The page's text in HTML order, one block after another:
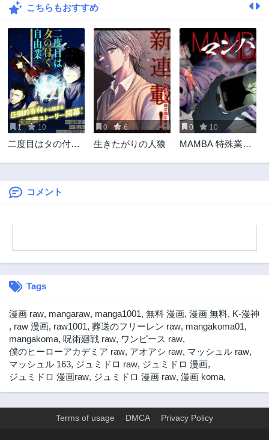
第62話
第60話
6ヶ月前
第59話
7ヶ月前
第58話
7ヶ月前
第57話
8ヶ月前
第56話
8ヶ月前
第55話
9ヶ月前
第54話
9ヶ月前
第53話
9ヶ月前
第52話 第51話
第50話
第44話
第42話
3ヶ月前
第41話
1年前
第40話
1年前
第39話
1年前
第38話 第37話
第35話
こちらもおすすめ
1 10
二度目はタの付く
でリスタート～
0 6
生きたがりの人狼
0 10
MAMBA 特殊業務
コメント
Tags
漫画 raw, mangaraw, manga1001, 無料 漫画, 漫画 無料, K-漫神
, raw 漫画, raw1001, 葬送のフリーレン raw, mangakoma01,
mangakoma, 呪術廻戦 raw, ワンピース raw,
僕のヒーローアカデミア raw, アオアシ raw, マッシュル raw,
マッシュル 163, ジュミドロ raw, ジュミドロ 漫画,
ジュミドロ 漫画raw, ジュミドロ 漫画 raw, 漫画 koma,
Terms of usage DMCA Privacy Policy